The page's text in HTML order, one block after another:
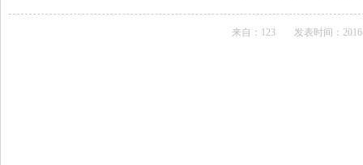
来自：123 发表时间：